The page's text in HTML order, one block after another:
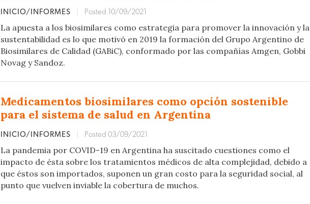
INICIO/INFORMES Posted 10/09/2021
La apuesta a los biosimilares como estrategia para promover la innovación y la
sustentabilidad es lo que motivó en 2019 la formación del Grupo Argentino de
Biosimilares de Calidad (GABiC), conformado por las compañías Amgen, Gobbi
Novag y Sandoz.
Medicamentos biosimilares como opción sostenible
para el sistema de salud en Argentina
INICIO/INFORMES Posted 03/09/2021
La pandemia por COVID-19 en Argentina ha suscitado cuestiones como el
impacto de ésta sobre los tratamientos médicos de alta complejidad, debido a
que éstos son importados, suponen un gran costo para la seguridad social, al
punto que vuelven inviable la cobertura de muchos.